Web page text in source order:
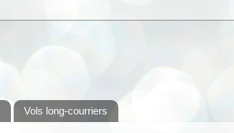
Vols long-courriers